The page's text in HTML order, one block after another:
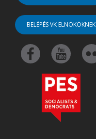
BELÉPÉS VK ELNÖKÖKNEK